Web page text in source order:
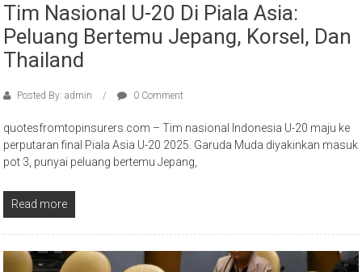
Tim Nasional U-20 Di Piala Asia:
Peluang Bertemu Jepang, Korsel, Dan
Thailand
Posted By: admin 0 Comment
quotesfromtopinsurers.com – Tim nasional Indonesia U-20 maju ke
perputaran final Piala Asia U-20 2025. Garuda Muda diyakinkan masuk
pot 3, punyai peluang bertemu Jepang,
Read more